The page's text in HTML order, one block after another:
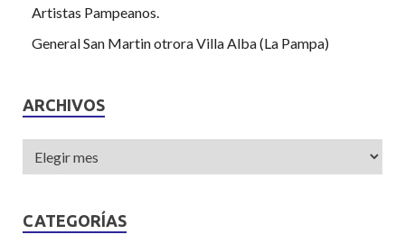
Artistas Pampeanos.
General San Martin otrora Villa Alba (La Pampa)
ARCHIVOS
CATEGORÍAS